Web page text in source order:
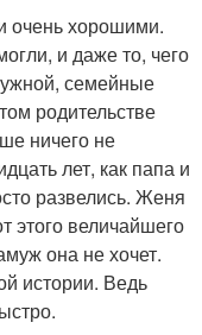
очень хорошими.
и даже то, чего
семейные
родительстве
ничего не
лет, как папа и
развелись. Женя
этого величайшего
она не хочет.
истории. Ведь